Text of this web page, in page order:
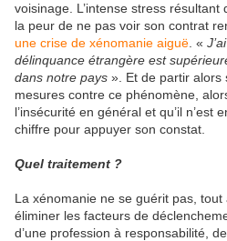
voisinage. L’intense stress
la peur de ne pas voir son contrat
une crise de xénomanie aiguë . «
délinquance étrangère est
dans notre pays ». Et de partir alors
mesures contre ce phénomène,
l’insécurité en général et qu’il n’est
chiffre pour appuyer son constat.
Quel traitement ?
La xénomanie ne se guérit pas,
éliminer les facteurs de
d’une profession à responsabilité,